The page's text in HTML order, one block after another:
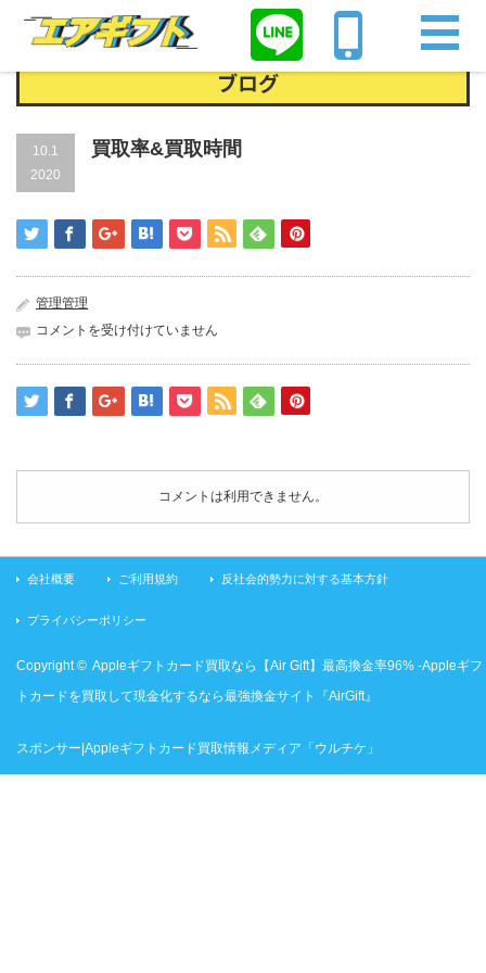
Home 買取率&買取時間
ブログ
10.1
2020
買取率&買取時間
管理管理
買
&
買
間
コメントを受け付けていません
コメントは利用できません。
会社概要 ご利用規約 反社会的勢力に対する基本方針
プライバシーポリシー
Copyright © Appleギフトカード買取なら【Air Gift】最高換金率96% -Appleギフ
トカードを買取して現金化するなら最強換金サイト『AirGift』
スポンサー|Appleギフトカード買取情報メディア「ウルチケ」